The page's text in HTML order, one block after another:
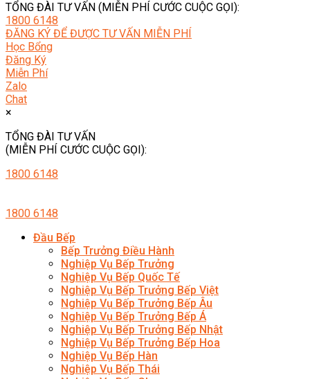
TỔNG ĐÀI TƯ VẤN (MIỄN PHÍ CƯỚC CUỘC GỌI):
1800 6148
ĐĂNG KÝ ĐỂ ĐƯỢC TƯ VẤN MIỄN PHÍ
Học Bổng
Đăng Ký
Miễn Phí
Zalo
Chat
×
TỔNG ĐÀI TƯ VẤN
(MIỄN PHÍ CƯỚC CUỘC GỌI):
1800 6148
1800 6148
Đầu Bếp
Bếp Trưởng Điều Hành
Nghiệp Vụ Bếp Trưởng
Nghiệp Vụ Bếp Quốc Tế
Nghiệp Vụ Bếp Trưởng Bếp Việt
Nghiệp Vụ Bếp Trưởng Bếp Âu
Nghiệp Vụ Bếp Trưởng Bếp Á
Nghiệp Vụ Bếp Trưởng Bếp Nhật
Nghiệp Vụ Bếp Trưởng Bếp Hoa
Nghiệp Vụ Bếp Hàn
Nghiệp Vụ Bếp Thái